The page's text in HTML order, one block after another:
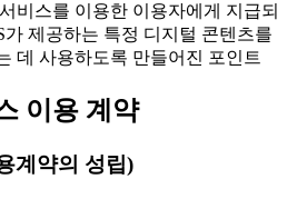
비스를 이용한 이용자에게 지급되
가 제공하는 특정 디지털 콘텐츠를
데 사용하도록 만들어진 포인트
이용 계약
계약의 성립)